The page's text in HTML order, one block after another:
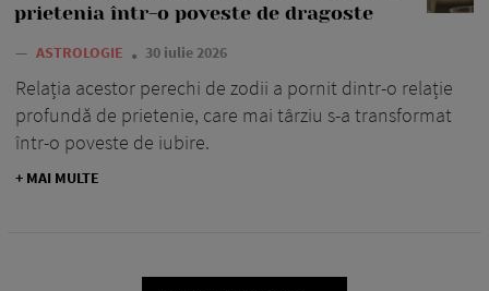
prietenia într-o poveste de dragoste
— ASTROLOGIE 30 iulie 2026
Relația acestor perechi de zodii a pornit dintr-o relație
profundă de prietenie, care mai târziu s-a transformat
într-o poveste de iubire.
+ MAI MULTE